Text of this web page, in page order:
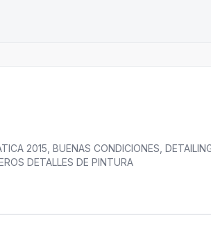
2015, BUENAS CONDICIONES,
DETALLES DE PINTURA